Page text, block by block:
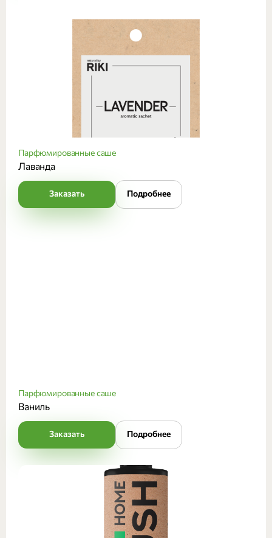
Парфюмированные саше
Лаванда
Заказать Подробнее
Парфюмированные саше
Ваниль
Заказать Подробнее